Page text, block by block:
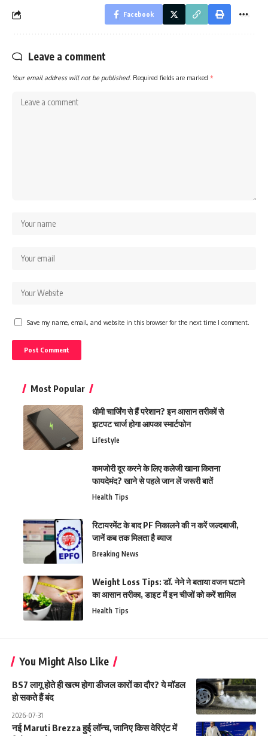
Facebook
Leave a comment
Your email address will not be published. Required fields are marked *
Save my name, email, and website in this browser for the next time I comment.
Most Popular
धीमी चार्जिंग से हैं परेशान? इन आसान तरीकों से
झटपट चार्ज होगा आपका स्मार्टफोन
Lifestyle
कमजोरी दूर करने के लिए कलेजी खाना कितना
फायदेमंद? खाने से पहले जान लें जरूरी बातें
Health Tips
रिटायरमेंट के बाद PF निकालने की न करें जल्दबाजी,
जानें कब तक मिलता है ब्याज
Breaking News
Weight Loss Tips: डॉ. नेने ने बताया वजन घटाने
का आसान तरीका, डाइट में इन चीजों को करें शामिल
Health Tips
You Might Also Like
BS7 लागू होते ही खत्म होगा डीजल कारों का दौर? ये मॉडल
हो सकते हैं बंद
2026-07-31
नई Maruti Brezza हुई लॉन्च, जानिए किस वेरिएंट में